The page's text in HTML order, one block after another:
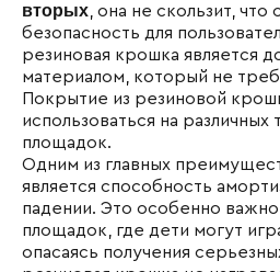
вторых , она не скользит,
безопасность для
резиновая крошка является
материалом, который не
Покрытие из резиновой
использоваться на различных
площадок.
Одним из главных
является способность
падении. Это особенно важно
площадок, где дети могут
опасаясь получения